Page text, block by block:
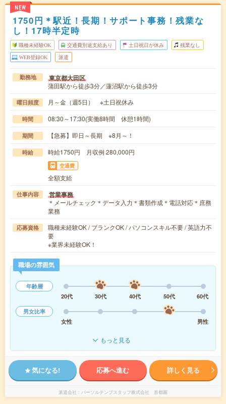
NEW
1750円＊駅近！長期！サポート事務！残業な
し！17時半定時
職種未経験OK 交通費別途支給あり 土日祝日が休み 残業なし
WEB登録OK 派遣
勤務地 東京都大田区
蒲田駅から徒歩3分／蓮沼駅から徒歩3分
曜日頻度 月～金（週5日） ※土日祝休み
時間 08:30～17:30(実働8時間 休憩1時間)
期間 【急募】即日～長期 ※8月～！
時給 時給1750円 月収例 280,000円
交通費
全額支給
仕事内容 営業事務
＊メールチェック＊データ入力＊書類作成＊電話対応＊庶務
業務
応募資格
職種未経験OK / ブランクOK / パソコンスキル不要 / 英語力不
要
※業界未経験OK！
職場の雰囲気
年齢層
20代
30代 40代 50代
60代
男女比率
女性
男性
もっと見る
気になる! 応募へ進む 詳しく見る
派遣会社 パーソルテンプスタッフ株式会社 首都圏